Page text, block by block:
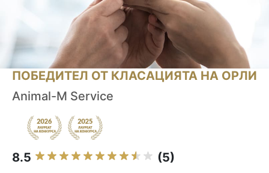
ПОБЕДИТЕЛ ОТ КЛАСАЦИЯТА НА ОРЛИ
Animal-M Service
8.5 (5)